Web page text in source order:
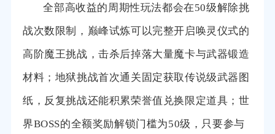
全部高收益的周期性玩法都会在50级解除挑
战次数限制，巅峰试炼可以完整开启唤灵仪式的
高阶魔王挑战，击杀后掉落大量魔卡与武器锻造
材料；地狱挑战首次通关固定获取传说级武器图
纸，反复挑战还能积累荣誉值兑换限定道具；世
界BOSS的全额奖励解锁门槛为50级，只要参与